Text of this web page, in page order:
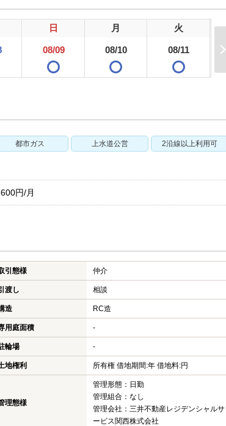
日
08/09
月
08/10
火
08/11
都市ガス 上水道公営 2沿線以上利用可
円/月
引態様 仲介
渡し 相談
造 RC造
用庭面積 -
輪場 -
地権利 所有権 借地期間:年 借地料:円
理態様
管理形態：日勤
管理組合：なし
管理会社：三井不動産レジデンシャルサ
ービス関西株式会社